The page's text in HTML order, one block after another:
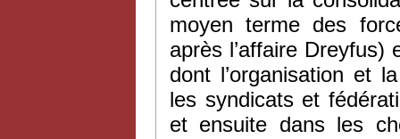
moyen terme des
après l’affaire
dont l’organisation et
les syndicats et
et ensuite dans les